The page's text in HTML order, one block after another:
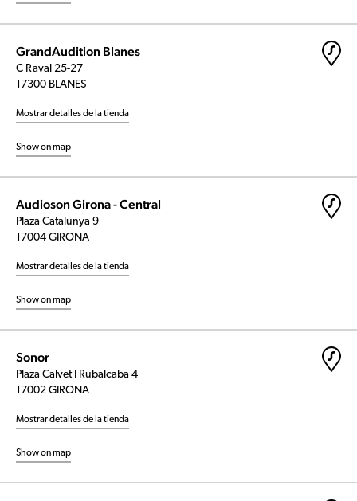
GrandAudition Blanes
C Raval 25-27
17300 BLANES
Mostrar detalles de la tienda
Show on map
Audioson Girona - Central
Plaza Catalunya 9
17004 GIRONA
Mostrar detalles de la tienda
Show on map
Sonor
Plaza Calvet I Rubalcaba 4
17002 GIRONA
Mostrar detalles de la tienda
Show on map